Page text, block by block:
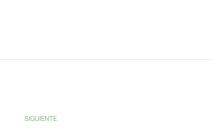
SIGUIENTE